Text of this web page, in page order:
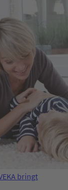
bringt